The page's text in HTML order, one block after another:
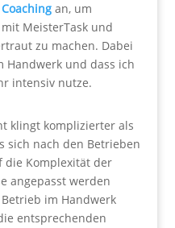
an, um
MeisterTask und
zu machen. Dabei
und dass ich
intensiv nutze.
klingt komplizierter als
sich nach den Betrieben
die Komplexität der
angepasst werden
im Handwerk
entsprechenden